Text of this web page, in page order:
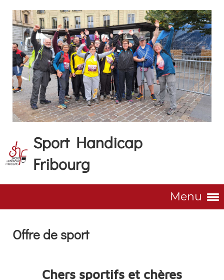
Sport Handicap
Fribourg
Menu
Offre de sport
Chers sportifs et chères